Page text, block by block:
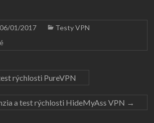
06/01/2017
Testy VPN
rýchlosti PureVPN
a test rýchlosti HideMyAss VPN →